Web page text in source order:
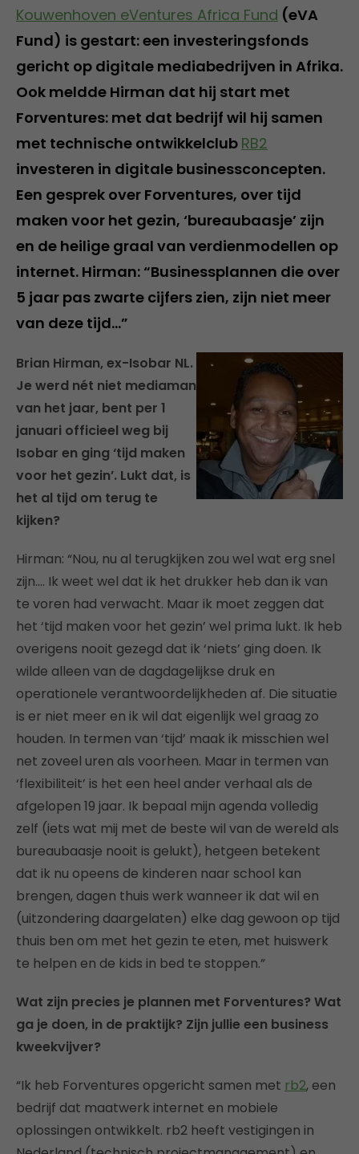
Kouwenhoven eVentures Africa Fund (eVA
Fund) is gestart: een investeringsfonds
gericht op digitale mediabedrijven in Afrika.
Ook meldde Hirman dat hij start met
Forventures: met dat bedrijf wil hij samen
met technische ontwikkelclub RB2
investeren in digitale businessconcepten.
Een gesprek over Forventures, over tijd
maken voor het gezin, ‘bureaubaasje’ zijn
en de heilige graal van verdienmodellen op
internet. Hirman: “Businessplannen die over
5 jaar pas zwarte cijfers zien, zijn niet meer
van deze tijd…”
Brian Hirman, ex-Isobar NL.
Je werd nét niet mediaman
van het jaar, bent per 1
januari officieel weg bij
Isobar en ging ‘tijd maken
voor het gezin’. Lukt dat, is
het al tijd om terug te
kijken?
Hirman: “Nou, nu al terugkijken zou wel wat erg snel
zijn…. Ik weet wel dat ik het drukker heb dan ik van
te voren had verwacht. Maar ik moet zeggen dat
het ‘tijd maken voor het gezin’ wel prima lukt. Ik heb
overigens nooit gezegd dat ik ‘niets’ ging doen. Ik
wilde alleen van de dagdagelijkse druk en
operationele verantwoordelijkheden af. Die situatie
is er niet meer en ik wil dat eigenlijk wel graag zo
houden. In termen van ‘tijd’ maak ik misschien wel
net zoveel uren als voorheen. Maar in termen van
‘flexibiliteit’ is het een heel ander verhaal als de
afgelopen 19 jaar. Ik bepaal mijn agenda volledig
zelf (iets wat mij met de beste wil van de wereld als
bureaubaasje nooit is gelukt), hetgeen betekent
dat ik nu opeens de kinderen naar school kan
brengen, dagen thuis werk wanneer ik dat wil en
(uitzondering daargelaten) elke dag gewoon op tijd
thuis ben om met het gezin te eten, met huiswerk
te helpen en de kids in bed te stoppen.”
Wat zijn precies je plannen met Forventures? Wat
ga je doen, in de praktijk? Zijn jullie een business
kweekvijver?
“Ik heb Forventures opgericht samen met rb2, een
bedrijf dat maatwerk internet en mobiele
oplossingen ontwikkelt. rb2 heeft vestigingen in